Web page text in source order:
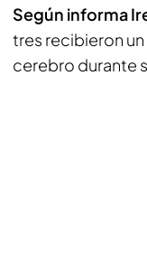
Según informa
tres recibieron
cerebro durante